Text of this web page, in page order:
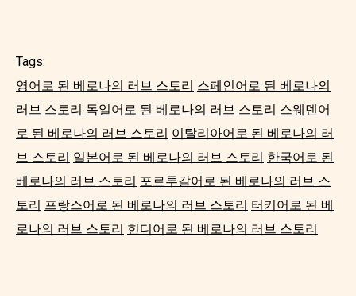
Tags:
영어로 된 베로나의 러브 스토리 스페인어로 된 베로나의
러브 스토리 독일어로 된 베로나의 러브 스토리 스웨덴어
로 된 베로나의 러브 스토리 이탈리아어로 된 베로나의 러
브 스토리 일본어로 된 베로나의 러브 스토리 한국어로 된
베로나의 러브 스토리 포르투갈어로 된 베로나의 러브 스
토리 프랑스어로 된 베로나의 러브 스토리 터키어로 된 베
로나의 러브 스토리 힌디어로 된 베로나의 러브 스토리